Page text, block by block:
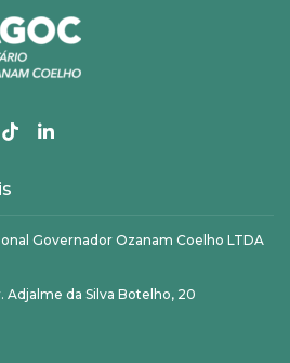
Governador Ozanam Coelho LTDA
Adjalme da Silva Botelho, 20